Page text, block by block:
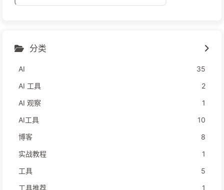
分类
AI
35
AI 工具
2
AI 观察
1
AI工具
10
博客
8
实战教程
1
工具
5
工具推荐
1